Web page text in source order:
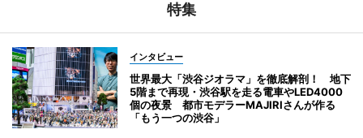
特集
インタビュー
世界最大「渋谷ジオラマ」を徹底解剖！ 地下
5階まで再現・渋谷駅を走る電車やLED4000
個の夜景 都市モデラーMAJIRIさんが作る
「もう一つの渋谷」